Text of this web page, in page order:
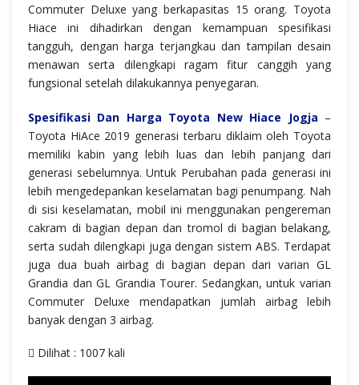
Commuter Deluxe yang berkapasitas 15 orang. Toyota
Hiace ini dihadirkan dengan kemampuan spesifikasi
tangguh, dengan harga terjangkau dan tampilan desain
menawan serta dilengkapi ragam fitur canggih yang
fungsional setelah dilakukannya penyegaran.
Spesifikasi Dan Harga Toyota New Hiace Jogja –
Toyota HiAce 2019 generasi terbaru diklaim oleh Toyota
memiliki kabin yang lebih luas dan lebih panjang dari
generasi sebelumnya. Untuk Perubahan pada generasi ini
lebih mengedepankan keselamatan bagi penumpang. Nah
di sisi keselamatan, mobil ini menggunakan pengereman
cakram di bagian depan dan tromol di bagian belakang,
serta sudah dilengkapi juga dengan sistem ABS. Terdapat
juga dua buah airbag di bagian depan dari varian GL
Grandia dan GL Grandia Tourer. Sedangkan, untuk varian
Commuter Deluxe mendapatkan jumlah airbag lebih
banyak dengan 3 airbag.
Dilihat : 1007 kali